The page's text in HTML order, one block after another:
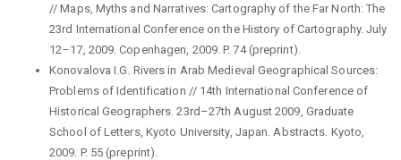
// Maps, Myths and Narratives: Cartography of the Far North: The
23rd International Conference on the History of Cartography. July
12–17, 2009. Copenhagen, 2009. P. 74 (preprint).
Konovalova I.G. Rivers in Arab Medieval Geographical Sources:
Problems of Identification // 14th International Conference of
Historical Geographers. 23rd–27th August 2009, Graduate
School of Letters, Kyoto University, Japan. Abstracts. Kyoto,
2009. P. 55 (preprint).